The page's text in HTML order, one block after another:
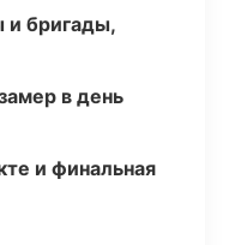
и бригады,
в день
и финальная